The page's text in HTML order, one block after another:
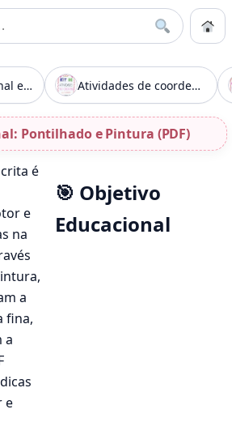
Buscar
Início
Atividades Maternal e Pré: Traçados e Associação (PDF) Atividades de coordenação motora para 2 e 3 anos
Pontilhado e Pintura (PDF)
é
e
na
a
fina,
a
e
🎯 Objetivo
Educacional